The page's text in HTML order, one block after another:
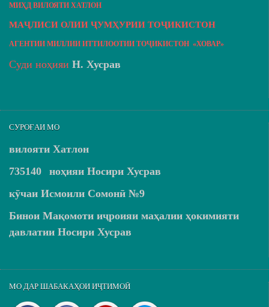
МИҲД ВИЛОЯТИ ХАТЛОН
МАҶЛИСИ ОЛИИ ҶУМҲУРИИ ТОҶИКИСТОН
АГЕНТИИ МИЛЛИИ ИТТИЛООТИИ ТОҶИКИСТОН «ХОВАР»
Суди ноҳияи Н. Хусрав
СУРОҒАИ МО
вилояти Хатлон
735140
ноҳияи Носири Хусрав
кӯчаи Исмоили Сомонӣ №9
Бинои Мақомоти иҷроияи маҳалии ҳокимияти
давлатии Носири Хусрав
МО ДАР ШАБАКАҲОИ ИҶТИМОӢ